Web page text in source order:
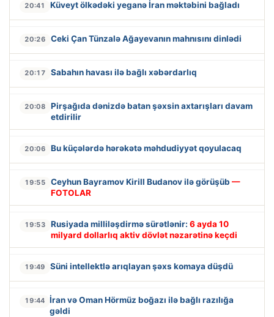
20:41 Küveyt ölkədəki yeganə İran məktəbini bağladı
20:26 Ceki Çan Tünzalə Ağayevanın mahnısını dinlədi
20:17 Sabahın havası ilə bağlı xəbərdarlıq
20:08
Pirşağıda dənizdə batan şəxsin axtarışları davam
etdirilir
20:06 Bu küçələrdə hərəkətə məhdudiyyət qoyulacaq
19:55 Ceyhun Bayramov Kirill Budanov ilə görüşüb —
FOTOLAR
19:53 Rusiyada milliləşdirmə sürətlənir: 6 ayda 10
milyard dollarlıq aktiv dövlət nəzarətinə keçdi
19:49 Süni intellektlə arıqlayan şəxs komaya düşdü
19:44 İran və Oman Hörmüz boğazı ilə bağlı razılığa
gəldi